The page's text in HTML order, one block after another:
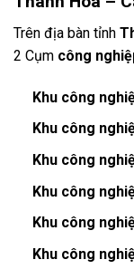
Trên địa bàn tỉnh
2 Cụm công
Khu công
Khu công
Khu công
Khu công
Khu công
Khu công